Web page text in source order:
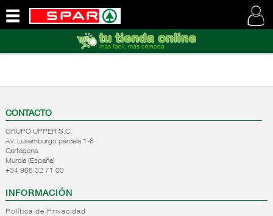
SOMOS
CONTACTO
GRUPO UPPER S.C.
Av. Luxemburgo parcela 1-6
Cartagena
Murcia (España)
+34 968 32 71 00
INFORMACIÓN
Política de Privacidad